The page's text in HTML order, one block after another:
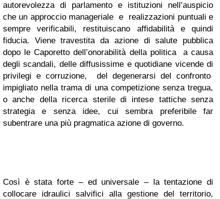
autorevolezza di parlamento e istituzioni nell’auspicio
che un approccio manageriale e realizzazioni puntuali e
sempre verificabili, restituiscano affidabilità e quindi
fiducia. Viene travestita da azione di salute pubblica
dopo le Caporetto dell’onorabilità della politica a causa
degli scandali, delle diffusissime e quotidiane vicende di
privilegi e corruzione, del degenerarsi del confronto
impigliato nella trama di una competizione senza tregua,
o anche della ricerca sterile di intese tattiche senza
strategia e senza idee, cui sembra preferibile far
subentrare una più pragmatica azione di governo.
Così è stata forte – ed universale – la tentazione di
collocare idraulici salvifici alla gestione del territorio,